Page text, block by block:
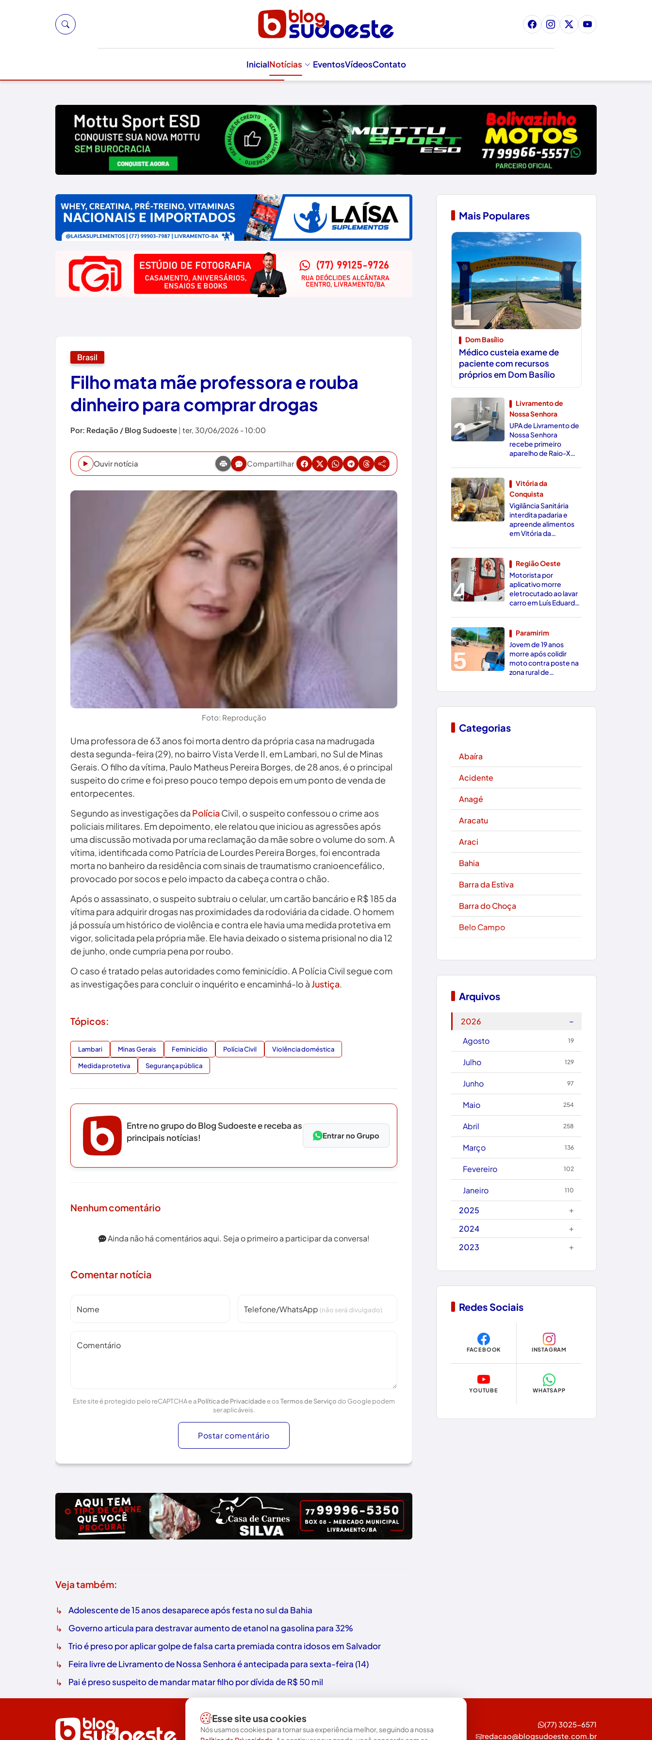
InicialNotícias EventosVídeosContato
Brasil
Filho mata mãe professora e rouba
dinheiro para comprar drogas
Por: Redação / Blog Sudoeste | ter, 30/06/2026 - 10:00
Ouvir notícia Compartilhar
Foto: Reprodução
Uma professora de 63 anos foi morta dentro da própria casa na madrugada
desta segunda-feira (29), no bairro Vista Verde II, em Lambari, no Sul de Minas
Gerais. O filho da vítima, Paulo Matheus Pereira Borges, de 28 anos, é o principal
suspeito do crime e foi preso pouco tempo depois em um ponto de venda de
entorpecentes.
Segundo as investigações da Polícia Civil, o suspeito confessou o crime aos
policiais militares. Em depoimento, ele relatou que iniciou as agressões após
uma discussão motivada por uma reclamação da mãe sobre o volume do som. A
vítima, identificada como Patrícia de Lourdes Pereira Borges, foi encontrada
morta no banheiro da residência com sinais de traumatismo cranioencefálico,
provocado por socos e pelo impacto da cabeça contra o chão.
Após o assassinato, o suspeito subtraiu o celular, um cartão bancário e R$ 185 da
vítima para adquirir drogas nas proximidades da rodoviária da cidade. O homem
já possuía um histórico de violência e contra ele havia uma medida protetiva em
vigor, solicitada pela própria mãe. Ele havia deixado o sistema prisional no dia 12
de junho, onde cumpria pena por roubo.
O caso é tratado pelas autoridades como feminicídio. A Polícia Civil segue com
as investigações para concluir o inquérito e encaminhá-lo à Justiça.
Tópicos:
Lambari Minas Gerais Feminicídio Polícia Civil Violência doméstica
Medida protetiva Segurança pública
Entre no grupo do Blog Sudoeste e receba as
principais notícias!
Entrar no Grupo
Nenhum comentário
Ainda não há comentários aqui. Seja o primeiro a participar da conversa!
Comentar notícia
Nome Telefone/WhatsApp (não será divulgado)
Comentário
Este site é protegido pelo reCAPTCHA e aPolítica de Privacidadee osTermos de Serviçodo Google podem
ser aplicáveis.
Postar comentário
Veja também:
↳ Adolescente de 15 anos desaparece após festa no sul da Bahia
↳ Governo articula para destravar aumento de etanol na gasolina para 32%
↳ Trio é preso por aplicar golpe de falsa carta premiada contra idosos em Salvador
↳ Feira livre de Livramento de Nossa Senhora é antecipada para sexta-feira (14)
↳ Pai é preso suspeito de mandar matar filho por dívida de R$ 50 mil
Mais Populares
1
Dom Basílio
Médico custeia exame de
paciente com recursos
próprios em Dom Basílio
2
Livramento de
Nossa Senhora
UPA de Livramento de
Nossa Senhora
recebe primeiro
aparelho de Raio-X
3
Vitória da
Conquista
Vigilância Sanitária
interdita padaria e
apreende alimentos
em Vitória da
4
Região Oeste
Motorista por
aplicativo morre
eletrocutado ao lavar
carro em Luís Eduardo
5
Paramirim
Jovem de 19 anos
morre após colidir
moto contra poste na
zona rural de
Categorias
Abaíra
Acidente
Anagé
Aracatu
Araci
Bahia
Barra da Estiva
Barra do Choça
Belo Campo
Boquira
Brumado
Caculé
Caetanos
Caetité
Candiba
Cândido Sales
Caraíbas
Carinhanha
Caturama
Chapada Diamantina
Condeúba
Copa do Mundo 2026
Dom Basílio
Economia
Educação
Eleições 2024
Ibotirama
Arquivos
2026
−
Agosto
19
Julho 129
Junho 97
Maio 254
Abril 258
Março 136
Fevereiro 102
Janeiro 110
2025
+
2024
+
2023
+
Redes Sociais
FACEBOOK INSTAGRAM
YOUTUBE WHATSAPP
(77) 3025-6571
redacao@blogsudoeste.com.br
Esse site usa cookies
Nós usamos cookies para tornar sua experiência melhor, seguindo a nossa